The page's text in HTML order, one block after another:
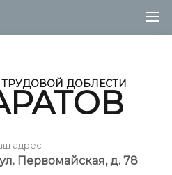
ТРУДОВОЙ ДОБЛЕСТИ
адрес
ул. Первомайская, д. 78